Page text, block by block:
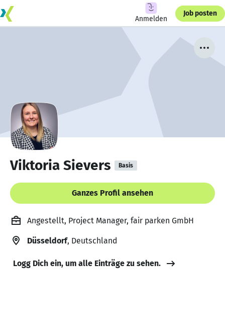
Anmelden
Job posten
Viktoria Sievers Basis
Ganzes Profil ansehen
Angestellt, Project Manager, fair parken GmbH
Düsseldorf, Deutschland
Logg Dich ein, um alle Einträge zu sehen.